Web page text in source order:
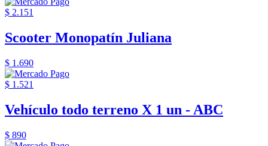
$ 2.151
Scooter Monopatín Juliana
$ 1.690
$ 1.521
Vehículo todo terreno X 1 un - ABC
$ 890